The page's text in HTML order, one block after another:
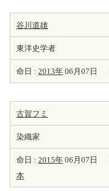
谷川道雄
東洋史学者
命日 : 2013年 06月07日
古賀フミ
染織家
命日 : 2015年 06月07日
本